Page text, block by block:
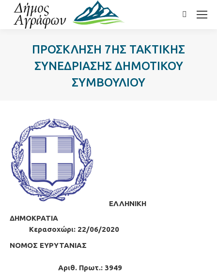
Search:
ΠΡΟΣΚΛΗΣΗ 7ΗΣ ΤΑΚΤΙΚΗΣ
ΣΥΝΕΔΡΙΑΣΗΣ ΔΗΜΟΤΙΚΟΥ
ΣΥΜΒΟΥΛΙΟΥ
ΕΛΛΗΝΙΚΗ
ΔΗΜΟΚΡΑΤΙΑ
Κερασοχώρι: 22/06/2020
ΝΟΜΟΣ ΕΥΡΥΤΑΝΙΑΣ
Αριθ. Πρωτ.: 3949